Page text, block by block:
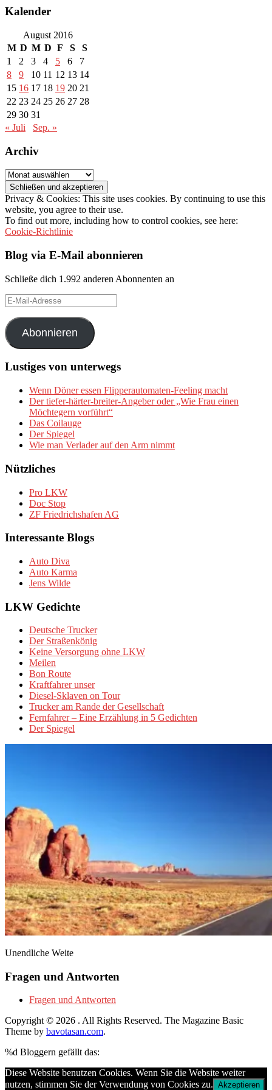
Kalender
August 2016
M D M D F S
S
1
2 3 4 5 6
7
8
9 10 11 12 13 14
15 16 17 18 19 20 21
22 23 24 25 26 27 28
29 30 31
« Juli
Sep. »
Archiv
Archiv
Privacy & Cookies: This site uses cookies. By continuing to use this
website, you agree to their use.
To find out more, including how to control cookies, see here:
Cookie-Richtlinie
Blog via E-Mail abonnieren
Schließe dich 1.992 anderen Abonnenten an
E-
Mail-
Adresse
Abonnieren
Lustiges von unterwegs
Wenn Döner essen Flipperautomaten-Feeling macht
Der tiefer-härter-breiter-Angeber oder „Wie Frau einen
Möchtegern vorführt“
Das Coilauge
Der Spiegel
Wie man Verlader auf den Arm nimmt
Nützliches
Pro LKW
Doc Stop
ZF Friedrichshafen AG
Interessante Blogs
Auto Diva
Auto Karma
Jens Wilde
LKW Gedichte
Deutsche Trucker
Der Straßenkönig
Keine Versorgung ohne LKW
Meilen
Bon Route
Kraftfahrer unser
Diesel-Sklaven on Tour
Trucker am Rande der Gesellschaft
Fernfahrer – Eine Erzählung in 5 Gedichten
Der Spiegel
Unendliche Weite
Fragen und Antworten
Fragen und Antworten
Copyright © 2026 . All Rights Reserved. The Magazine Basic
Theme by bavotasan.com.
%d Bloggern gefällt das:
Diese Website benutzen Cookies. Wenn Sie die Website weiter
nutzen, stimmen Sie der Verwendung von Cookies zu. Akzeptieren